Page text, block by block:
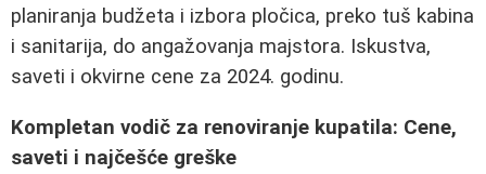
planiranja budžeta i izbora pločica, preko tuš kabina
i sanitarija, do angažovanja majstora. Iskustva,
saveti i okvirne cene za 2024. godinu.
Kompletan vodič za renoviranje kupatila: Cene,
saveti i najčešće greške